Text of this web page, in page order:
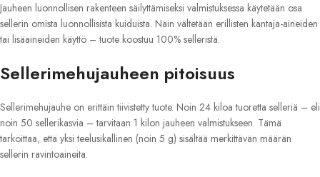
Jauheen luonnollisen rakenteen säilyttämiseksi valmistuksessa käytetään osa
sellerin omista luonnollisista kuiduista. Näin vältetään erillisten kantaja-aineiden
tai lisäaineiden käyttö – tuote koostuu 100% selleristä.
Sellerimehujauheen pitoisuus
Sellerimehujauhe on erittäin tiivistetty tuote. Noin 24 kiloa tuoretta selleriä – eli
noin 50 sellerikasvia – tarvitaan 1 kilon jauheen valmistukseen. Tämä
tarkoittaa, että yksi teelusikallinen (noin 5 g) sisältää merkittävän määrän
sellerin ravintoaineita.